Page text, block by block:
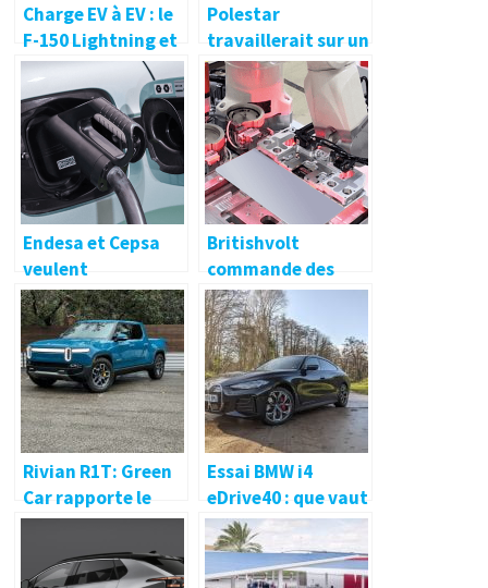
Charge EV à EV : le
F-150 Lightning et
l’Ioniq 5 le font
tous les deux et
voici comment
Polestar
travaillerait sur un
moteur électrique
de 800 volts avec
475 kW
Endesa et Cepsa
veulent
développer le plus
grand réseau HPC
d’Espagne
Britishvolt
commande des
machines de
production à Manz
Rivian R1T: Green
Car rapporte le
finaliste de la
meilleure voiture à
acheter en 2022
Essai BMW i4
eDrive40 : que vaut
la moins chère des
Série 4 électriques
?